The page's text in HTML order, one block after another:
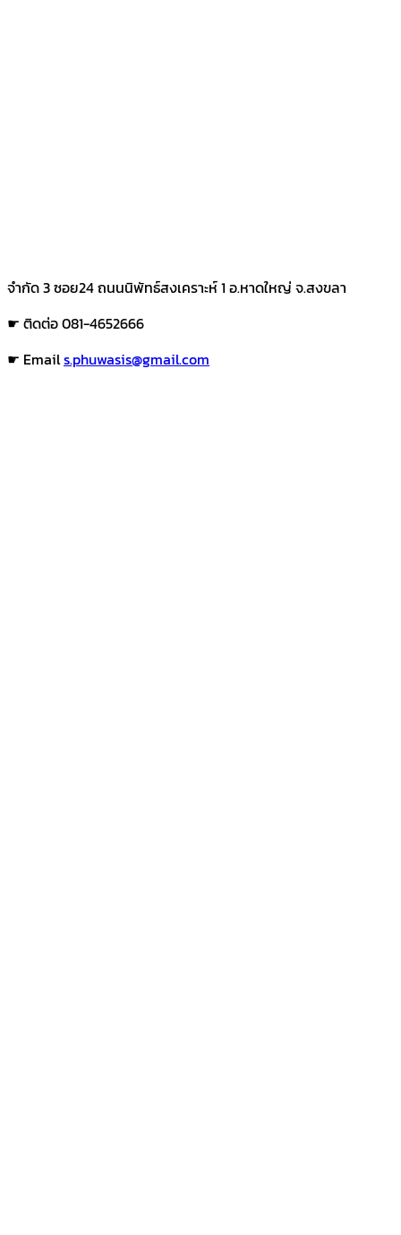
จำกัด 3 ซอย24 ถนนนิพัทธ์สงเคราะห์ 1 อ.หาดใหญ่ จ.สงขลา
☛ ติดต่อ 081-4652666
☛ Emails.phuwasis@gmail.com